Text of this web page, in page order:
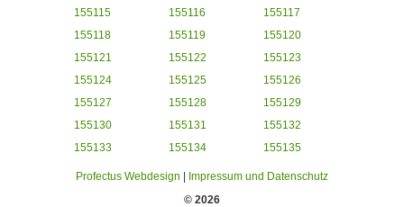
155115
155116
155117
155118
155119
155120
155121
155122
155123
155124
155125
155126
155127
155128
155129
155130
155131
155132
155133
155134 155135
Profectus Webdesign
Impressum und Datenschutz
© 2026